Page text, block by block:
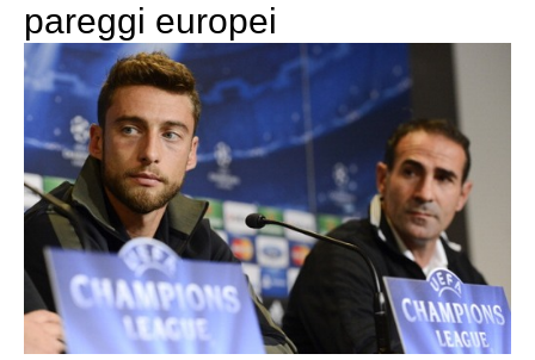
pareggi europei